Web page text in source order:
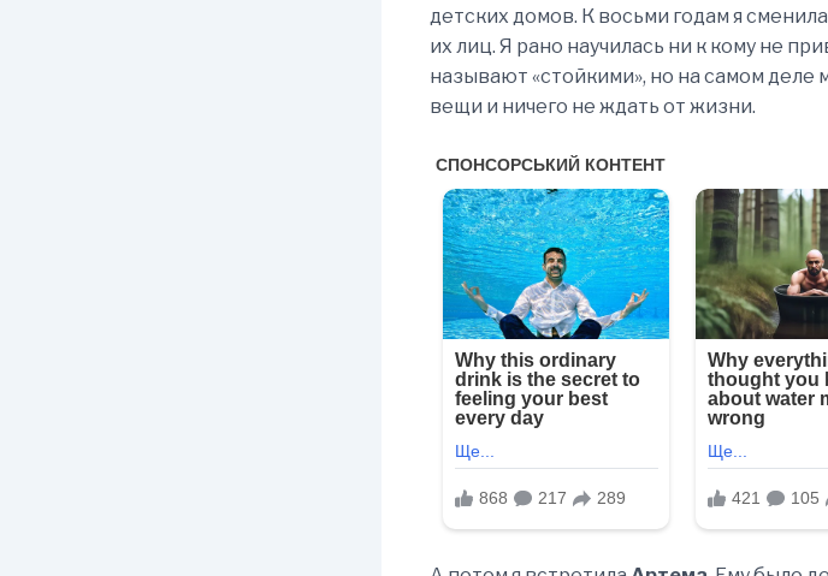
детских домов. К восьми годам я
их лиц. Я рано научилась ни к кому не
называют «стойкими», но на самом деле
вещи и ничего не ждать от жизни.